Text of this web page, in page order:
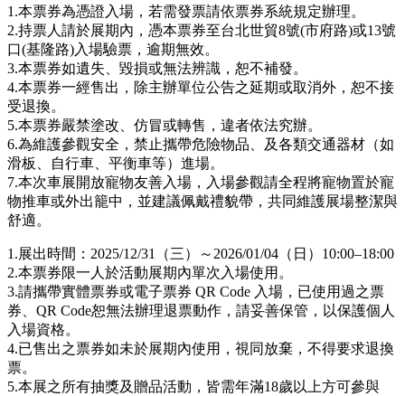
1.本票券為憑證入場，若需發票請依票券系統規定辦理。
2.持票人請於展期內，憑本票券至台北世貿8號(市府路)或13號
口(基隆路)入場驗票，逾期無效。
3.本票券如遺失、毀損或無法辨識，恕不補發。
4.本票券一經售出，除主辦單位公告之延期或取消外，恕不接
受退換。
5.本票券嚴禁塗改、仿冒或轉售，違者依法究辦。
6.為維護參觀安全，禁止攜帶危險物品、及各類交通器材（如
滑板、自行車、平衡車等）進場。
7.本次車展開放寵物友善入場，入場參觀請全程將寵物置於寵
物推車或外出籠中，並建議佩戴禮貌帶，共同維護展場整潔與
舒適。
1.展出時間：2025/12/31（三）～2026/01/04（日）10:00–18:00
2.本票券限一人於活動展期內單次入場使用。
3.請攜帶實體票券或電子票券 QR Code 入場，已使用過之票
券、QR Code恕無法辦理退票動作，請妥善保管，以保護個人
入場資格。
4.已售出之票券如未於展期內使用，視同放棄，不得要求退換
票。
5.本展之所有抽獎及贈品活動，皆需年滿18歲以上方可參與